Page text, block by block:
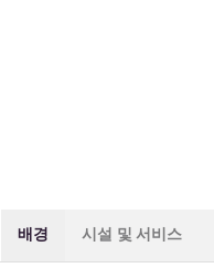
배경 시설 및 서비스